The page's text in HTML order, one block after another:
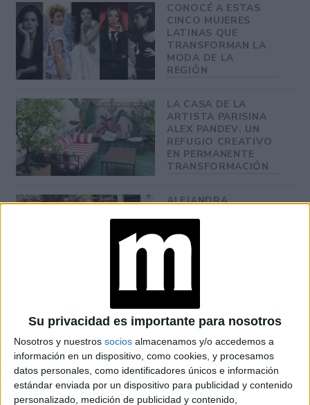
Su privacidad es importante para nosotros
Nosotros y nuestros socios almacenamos y/o accedemos a
información en un dispositivo, como cookies, y procesamos
datos personales, como identificadores únicos e información
estándar enviada por un dispositivo para publicidad y contenido
personalizado, medición de publicidad y contenido,
CONOCÉ A ESTAS
CINCO MUJERES
LATINAS QUE
TRANSFORMAN LA
MODA DE LA
REGIÓN
LA CASA DE LA
ARTISTA PARISINA
ALEX PANDEV: UN
REFUGIO CREATIVO
EN PERMANENTE
TRANSFORMACIÓN
ALEJANDRA
AUTORA: “NADIE
ROMPE SOLA EL
Billie Eilish:Ellareinventó este peinado con un
estilo más punky,usó un moño despeinado con forma de
cresta y pelos parados, con mechones que le perfilan la
cabeza y un flequillo abierto que se une a dichos
mechones.